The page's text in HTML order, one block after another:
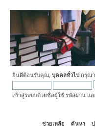
ยินดีต้อนรับคุณ, บุคคลทั่วไป กรุณา
เข้าสู่ระบบด้วยชื่อผู้ใช้ รหัสผ่าน แล
ช่วยเหลือ ค้นหา